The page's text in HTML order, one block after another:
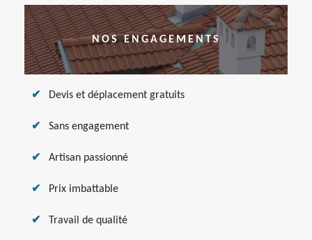
NOS ENGAGEMENTS
Devis et déplacement gratuits
Sans engagement
Artisan passionné
Prix imbattable
Travail de qualité